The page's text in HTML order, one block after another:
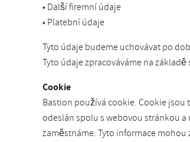
• Další firemní údaje
• Platební údaje
Tyto údaje budeme uchovávat po
Tyto údaje zpracováváme na
Cookie
Bastion používá cookie. Cookie
odeslán spolu s webovou stránkou a
zaměstnáme. Tyto informace